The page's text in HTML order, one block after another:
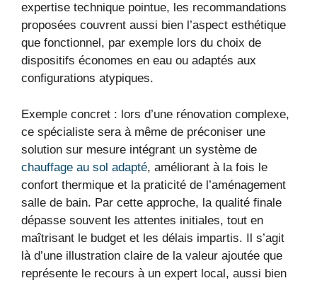
expertise technique pointue, les recommandations
proposées couvrent aussi bien l’aspect esthétique
que fonctionnel, par exemple lors du choix de
dispositifs économes en eau ou adaptés aux
configurations atypiques.
Exemple concret : lors d’une rénovation complexe,
ce spécialiste sera à même de préconiser une
solution sur mesure intégrant un système de
chauffage au sol adapté, améliorant à la fois le
confort thermique et la praticité de l’aménagement
salle de bain. Par cette approche, la qualité finale
dépasse souvent les attentes initiales, tout en
maîtrisant le budget et les délais impartis. Il s’agit
là d’une illustration claire de la valeur ajoutée que
représente le recours à un expert local, aussi bien